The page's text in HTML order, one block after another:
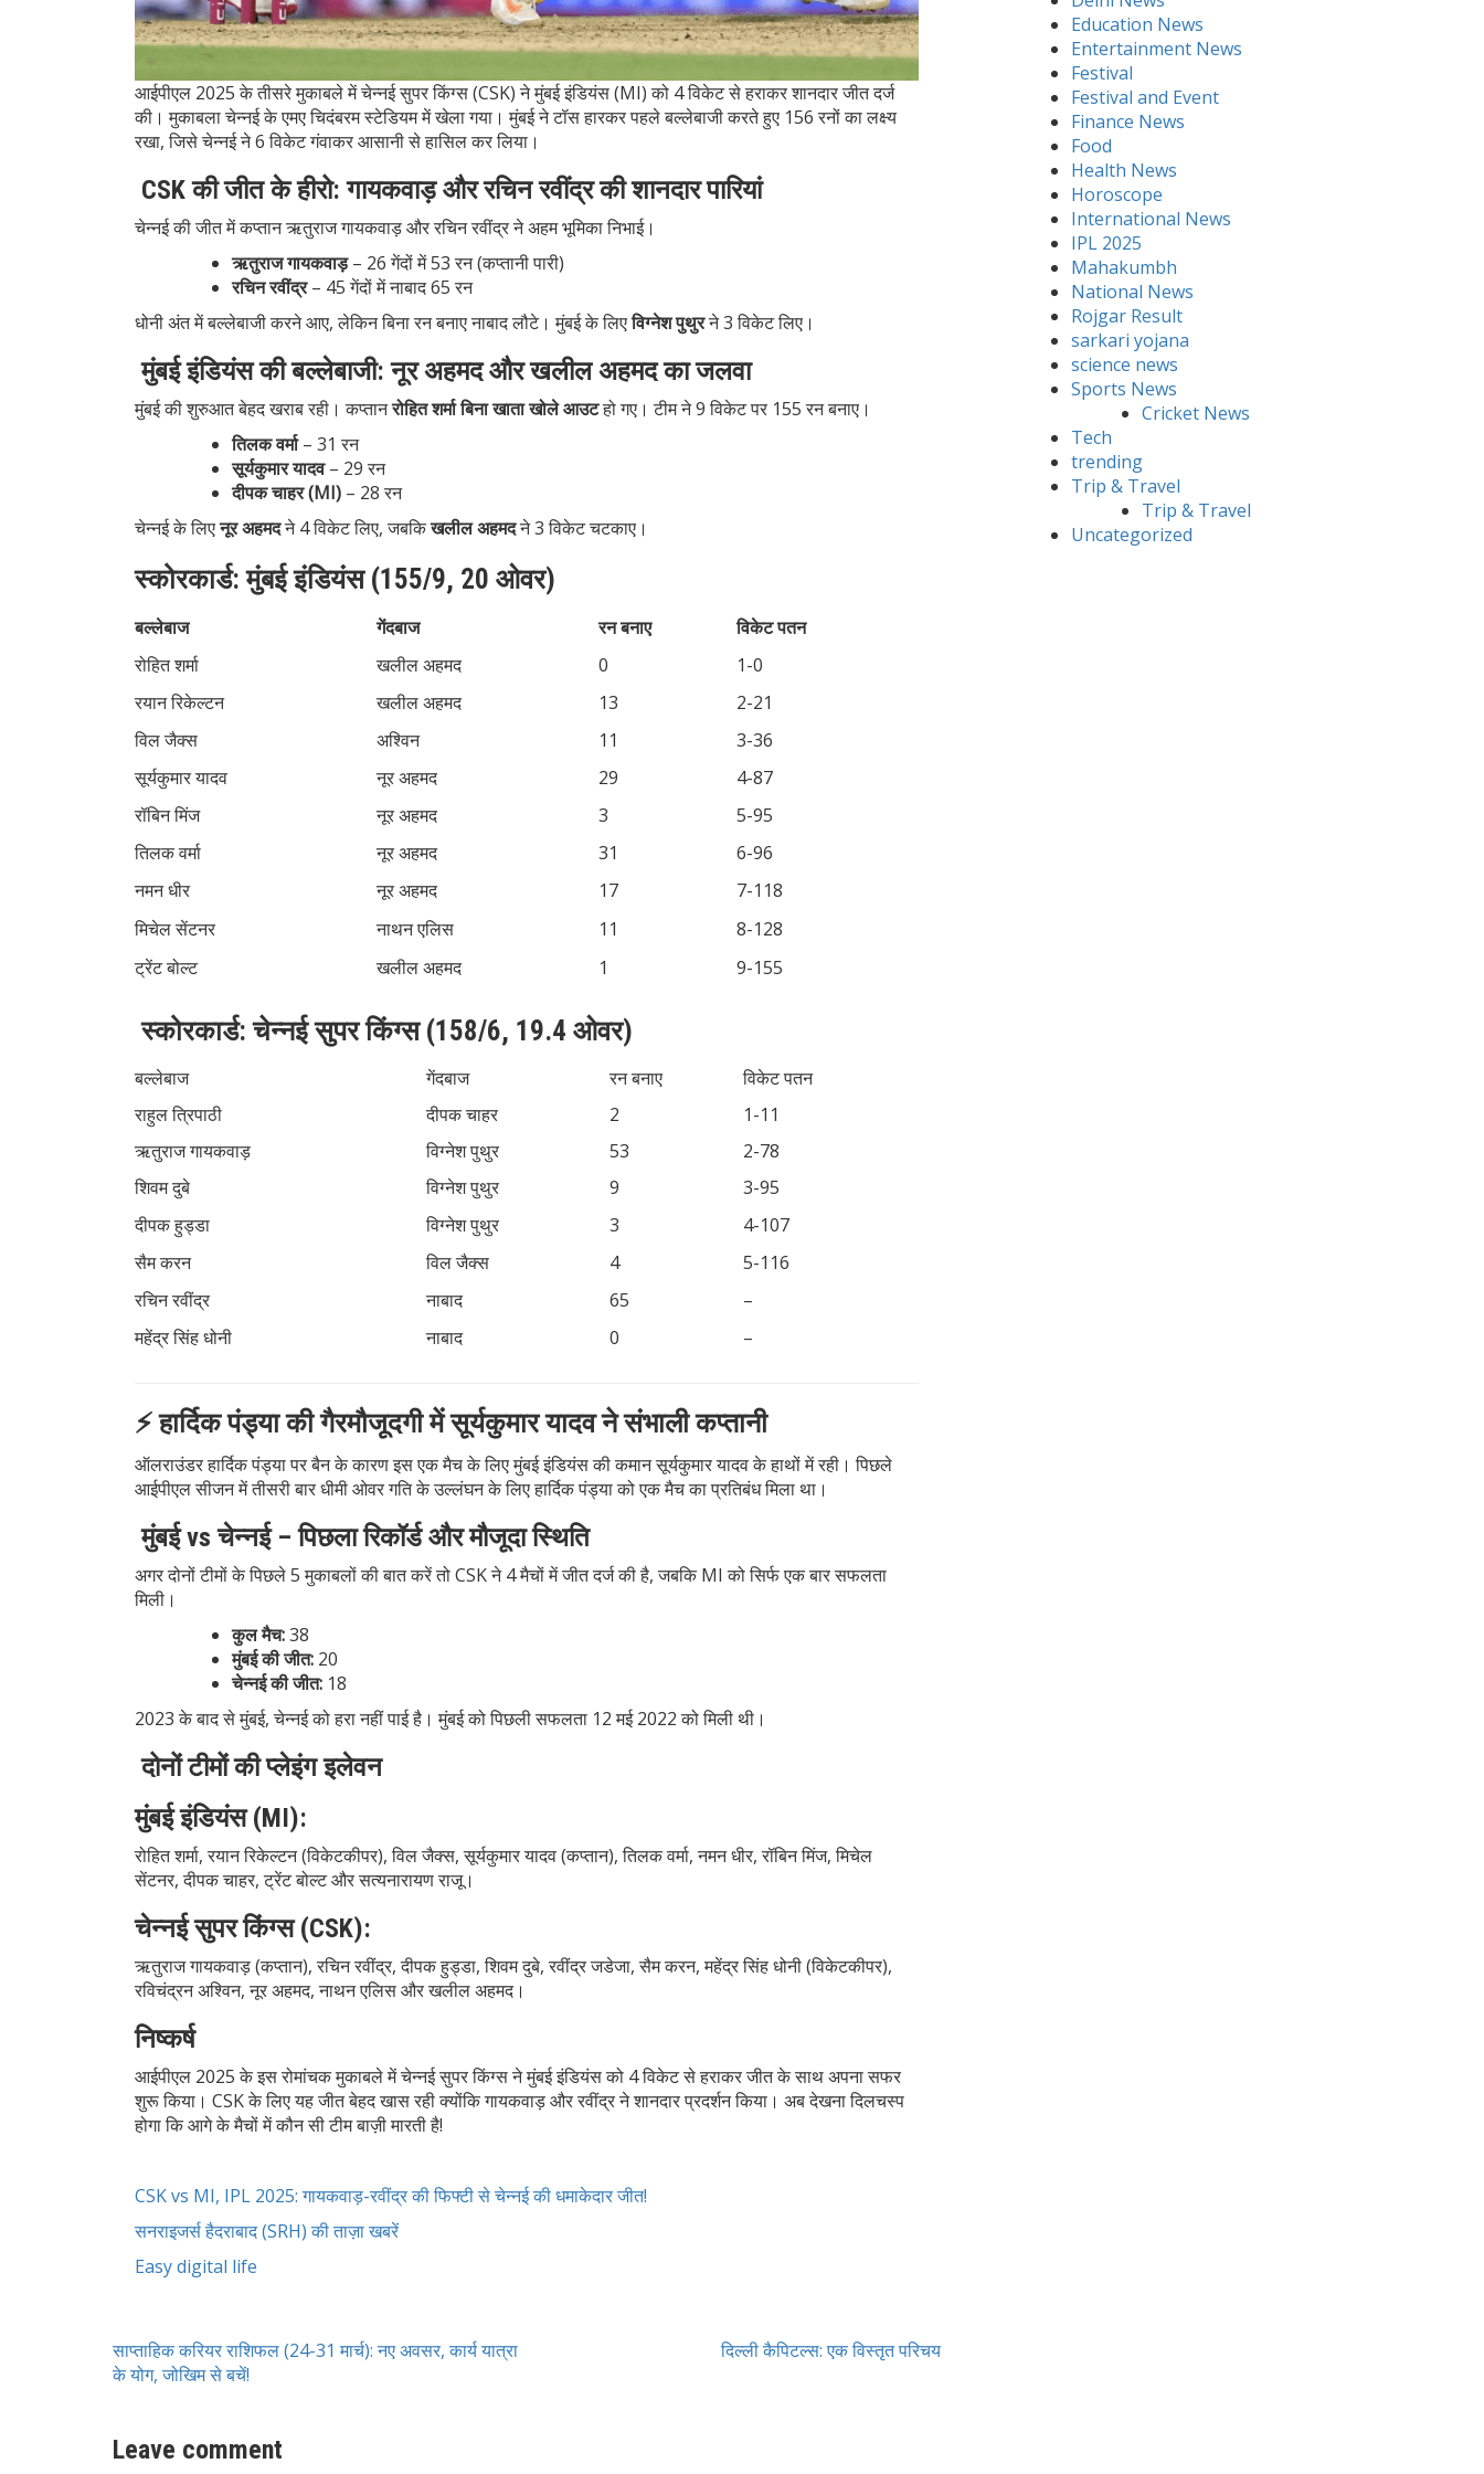
आईपीएल 2025 के तीसरे मुकाबले में चेन्नई सुपर किंग्स (CSK) ने मुंबई इंडियंस (MI) को 4 विकेट से हराकर शानदार जीत दर्ज
की। मुकाबला चेन्नई के एमए चिदंबरम स्टेडियम में खेला गया। मुंबई ने टॉस हारकर पहले बल्लेबाजी करते हुए 156 रनों का लक्ष्य
रखा, जिसे चेन्नई ने 6 विकेट गंवाकर आसानी से हासिल कर लिया।
CSK की जीत के हीरो: गायकवाड़ और रचिन रवींद्र की शानदार पारियां
चेन्नई की जीत में कप्तान ऋतुराज गायकवाड़ और रचिन रवींद्र ने अहम भूमिका निभाई।
ऋतुराज गायकवाड़– 26 गेंदों में 53 रन (कप्तानी पारी)
रचिन रवींद्र– 45 गेंदों में नाबाद 65 रन
धोनी अंत में बल्लेबाजी करने आए, लेकिन बिना रन बनाए नाबाद लौटे। मुंबई के लिएविग्नेश पुथुरने 3 विकेट लिए।
मुंबई इंडियंस की बल्लेबाजी: नूर अहमद और खलील अहमद का जलवा
मुंबई की शुरुआत बेहद खराब रही। कप्तानरोहित शर्मा बिना खाता खोले आउटहो गए। टीम ने 9 विकेट पर 155 रन बनाए।
तिलक वर्मा– 31 रन
सूर्यकुमार यादव– 29 रन
दीपक चाहर (MI) – 28 रन
चेन्नई के लिएनूर अहमदने 4 विकेट लिए, जबकिखलील अहमदने 3 विकेट चटकाए।
स्कोरकार्ड: मुंबई इंडियंस (155/9, 20 ओवर)
बल्लेबाज गेंदबाज रन बनाए
विकेट पतन
रोहित शर्मा
खलील अहमद 0
1-0
रयान रिकेल्टन
खलील अहमद 13
2-21
विल जैक्स
अश्विन 11
3-36
सूर्यकुमार यादव
नूर अहमद 29
4-87
रॉबिन मिंज
नूर अहमद 3
5-95
तिलक वर्मा
नूर अहमद 31
6-96
नमन धीर
नूर अहमद 17
7-118
मिचेल सेंटनर
नाथन एलिस 11
8-128
ट्रेंट बोल्ट
खलील अहमद 1 9-155
स्कोरकार्ड: चेन्नई सुपर किंग्स (158/6, 19.4 ओवर)
बल्लेबाज गेंदबाज रन बनाए
विकेट पतन
राहुल त्रिपाठी
दीपक चाहर 2
1-11
ऋतुराज गायकवाड़
विग्नेश पुथुर 53
2-78
शिवम दुबे
विग्नेश पुथुर 9
3-95
दीपक हुड्डा
विग्नेश पुथुर 3
4-107
सैम करन
विल जैक्स 4
5-116
रचिन रवींद्र
नाबाद 65
–
महेंद्र सिंह धोनी
नाबाद 0 –
⚡ हार्दिक पंड्या की गैरमौजूदगी में सूर्यकुमार यादव ने संभाली कप्तानी
ऑलराउंडर हार्दिक पंड्या पर बैन के कारण इस एक मैच के लिए मुंबई इंडियंस की कमान सूर्यकुमार यादव के हाथों में रही। पिछले
आईपीएल सीजन में तीसरी बार धीमी ओवर गति के उल्लंघन के लिए हार्दिक पंड्या को एक मैच का प्रतिबंध मिला था।
मुंबई vs चेन्नई – पिछला रिकॉर्ड और मौजूदा स्थिति
अगर दोनों टीमों के पिछले 5 मुकाबलों की बात करें तो CSK ने 4 मैचों में जीत दर्ज की है, जबकि MI को सिर्फ एक बार सफलता
मिली।
कुल मैच:38
मुंबई की जीत: 20
चेन्नई की जीत: 18
2023 के बाद से मुंबई, चेन्नई को हरा नहीं पाई है। मुंबई को पिछली सफलता 12 मई 2022 को मिली थी।
दोनों टीमों की प्लेइंग इलेवन
मुंबई इंडियंस (MI):
रोहित शर्मा, रयान रिकेल्टन (विकेटकीपर), विल जैक्स, सूर्यकुमार यादव (कप्तान), तिलक वर्मा, नमन धीर, रॉबिन मिंज, मिचेल
सेंटनर, दीपक चाहर, ट्रेंट बोल्ट और सत्यनारायण राजू।
चेन्नई सुपर किंग्स (CSK):
ऋतुराज गायकवाड़ (कप्तान), रचिन रवींद्र, दीपक हुड्डा, शिवम दुबे, रवींद्र जडेजा, सैम करन, महेंद्र सिंह धोनी (विकेटकीपर),
रविचंद्रन अश्विन, नूर अहमद, नाथन एलिस और खलील अहमद।
निष्कर्ष
आईपीएल 2025 के इस रोमांचक मुकाबले में चेन्नई सुपर किंग्स ने मुंबई इंडियंस को 4 विकेट से हराकर जीत के साथ अपना सफर
शुरू किया। CSK के लिए यह जीत बेहद खास रही क्योंकि गायकवाड़ और रवींद्र ने शानदार प्रदर्शन किया। अब देखना दिलचस्प
होगा कि आगे के मैचों में कौन सी टीम बाज़ी मारती है!
CSK vs MI, IPL 2025: गायकवाड़-रवींद्र की फिफ्टी से चेन्नई की धमाकेदार जीत!
सनराइजर्स हैदराबाद (SRH) की ताज़ा खबरें
Easy digital life
साप्ताहिक करियर राशिफल (24-31 मार्च): नए अवसर, कार्य यात्रा
के योग, जोखिम से बचें!
दिल्ली कैपिटल्स: एक विस्तृत परिचय
Leave comment
Education News
Entertainment News
Festival
Festival and Event
Finance News
Food
Health News
Horoscope
International News
IPL 2025
Mahakumbh
National News
Rojgar Result
sarkari yojana
science news
Sports News
Cricket News
Tech
trending
Trip & Travel
Trip & Travel
Uncategorized